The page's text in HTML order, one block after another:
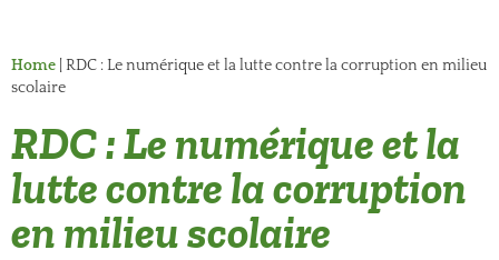
Home RDC : Le numérique et la lutte contre la corruption en milieu
scolaire
RDC : Le numérique et la
lutte contre la corruption
en milieu scolaire